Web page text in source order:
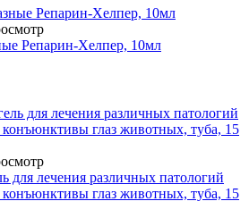
Репарин-Хелпер, 10мл
для лечения различных патологий
глаз животных, туба, 15